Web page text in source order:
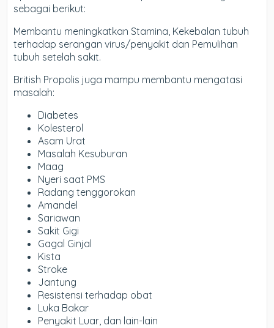
sebagai berikut:
Membantu meningkatkan Stamina, Kekebalan tubuh
terhadap serangan virus/penyakit dan Pemulihan
tubuh setelah sakit.
British Propolis juga mampu membantu mengatasi
masalah:
Diabetes
Kolesterol
Asam Urat
Masalah Kesuburan
Maag
Nyeri saat PMS
Radang tenggorokan
Amandel
Sariawan
Sakit Gigi
Gagal Ginjal
Kista
Stroke
Jantung
Resistensi terhadap obat
Luka Bakar
Penyakit Luar, dan lain-lain